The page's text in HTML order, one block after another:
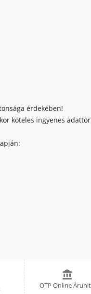
érdekében!
köteles ingyenes

OTP Online